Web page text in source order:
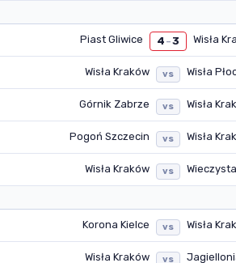
Piast Gliwice 4 –3 Wisła
Wisła Kraków vs Wisła
Górnik Zabrze vs Wisła
Pogoń Szczecin vs Wisła
Wisła Kraków vs
Korona Kielce vs Wisła
Wisła Kraków vs